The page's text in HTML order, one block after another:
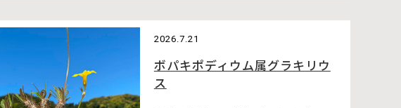
2026.7.21
ボパキポディウム属グラキリウ
ス